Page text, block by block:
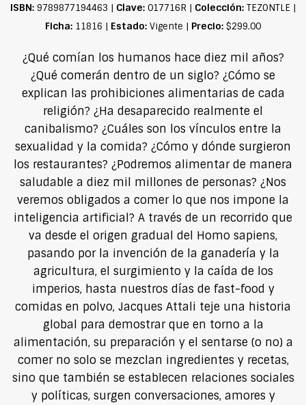
ISBN: 9789877194463 | Clave: 017716R | Colección: TEZONTLE |
Ficha: 11816 | Estado: Vigente | Precio: $299.00
¿Qué comían los humanos hace diez mil años?
¿Qué comerán dentro de un siglo? ¿Cómo se
explican las prohibiciones alimentarias de cada
religión? ¿Ha desaparecido realmente el
canibalismo? ¿Cuáles son los vínculos entre la
sexualidad y la comida? ¿Cómo y dónde surgieron
los restaurantes? ¿Podremos alimentar de manera
saludable a diez mil millones de personas? ¿Nos
veremos obligados a comer lo que nos impone la
inteligencia artificial? A través de un recorrido que
va desde el origen gradual del Homo sapiens,
pasando por la invención de la ganadería y la
agricultura, el surgimiento y la caída de los
imperios, hasta nuestros días de fast-food y
comidas en polvo, Jacques Attali teje una historia
global para demostrar que en torno a la
alimentación, su preparación y el sentarse (o no) a
comer no solo se mezclan ingredientes y recetas,
sino que también se establecen relaciones sociales
y políticas, surgen conversaciones, amores y